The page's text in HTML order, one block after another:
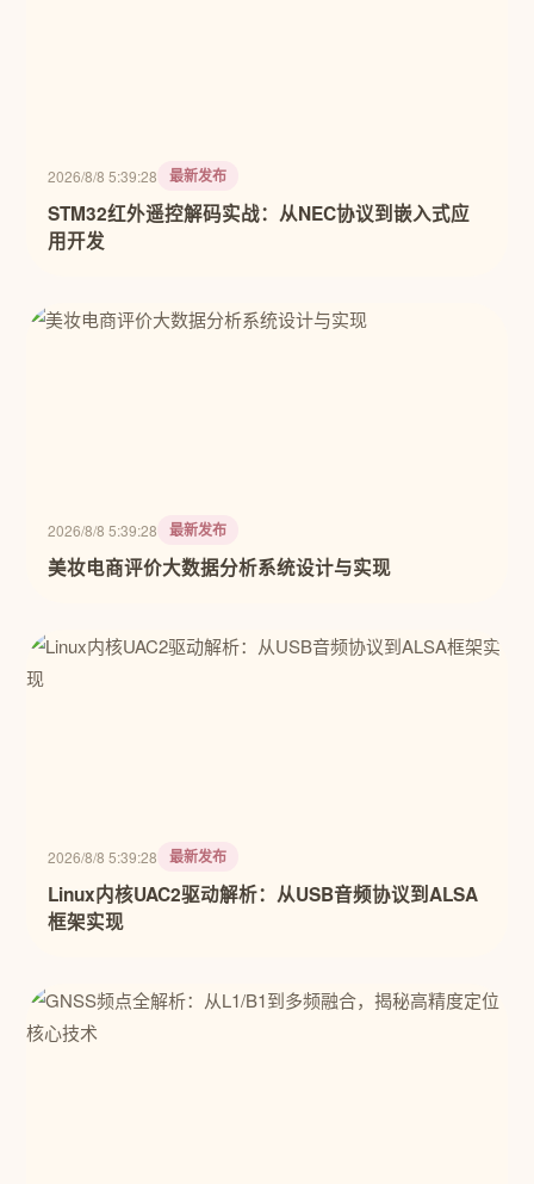
2026/8/8 5:39:28 最新发布
STM32红外遥控解码实战：从NEC协议到嵌入式应
用开发
2026/8/8 5:39:28 最新发布
美妆电商评价大数据分析系统设计与实现
2026/8/8 5:39:28 最新发布
Linux内核UAC2驱动解析：从USB音频协议到ALSA
框架实现